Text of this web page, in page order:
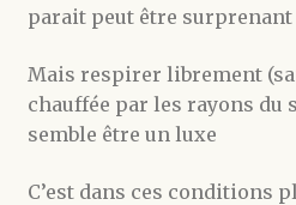
parait peut être
Mais respirer librement
chauffée par les rayons du
semble être un luxe
C’est dans ces conditions